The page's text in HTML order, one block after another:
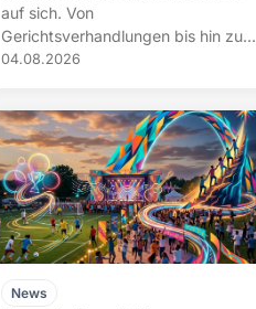
auf sich. Von
Gerichtsverhandlungen bis hin zu...
04.08.2026
News